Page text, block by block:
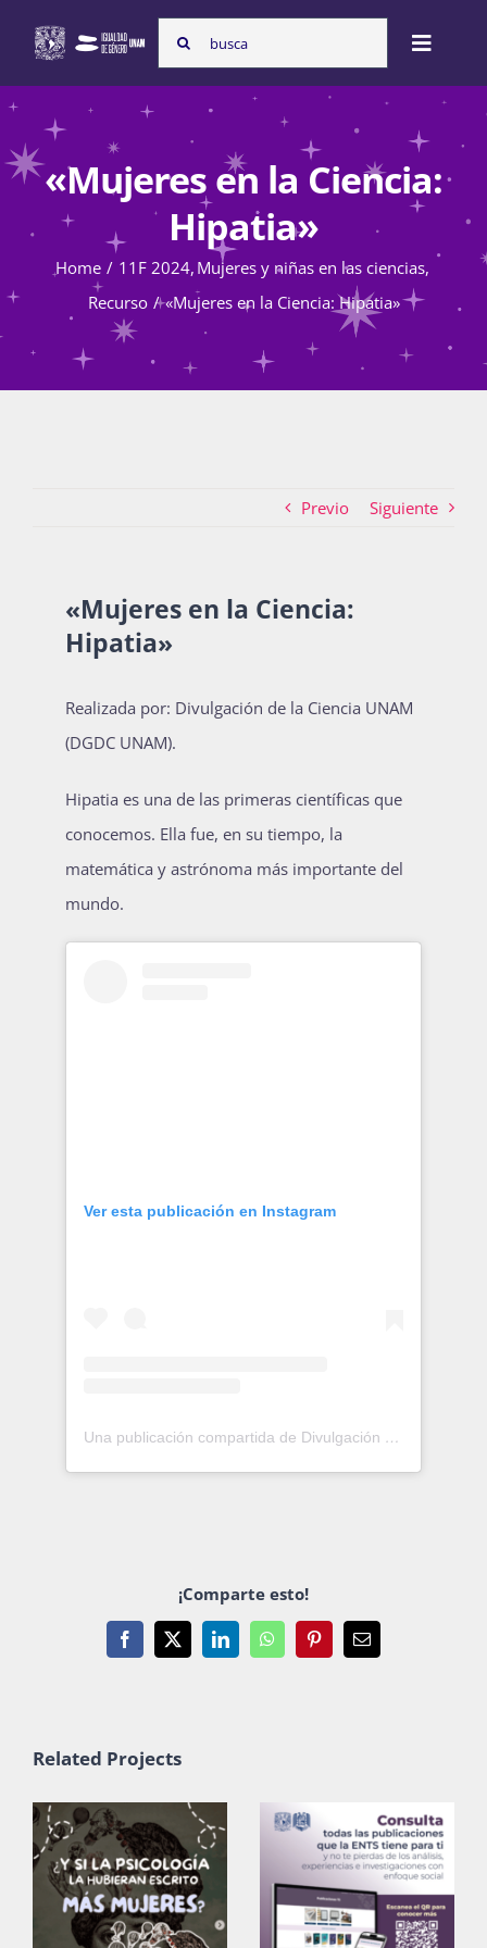
content
Search
for:
Toggle
Nosotras
Programas
Atención de la violencia de género
Recursos
«Mujeres en la Ciencia:
Hipatia»
Home 11F 2024 Mujeres y niñas en las ciencias
Recurso
«Mujeres en la Ciencia: Hipatia»
Previo Siguiente
«Mujeres en la Ciencia:
Hipatia»
Realizada por: Divulgación de la Ciencia UNAM
(DGDC UNAM).
Hipatia es una de las primeras científicas que
conocemos. Ella fue, en su tiempo, la
matemática y astrónoma más importante del
mundo.
Ver esta publicación en Instagram
Una publicación compartida de Divulgación de la Ciencia (@dgdcunam)
¡Comparte esto!
Facebook
X LinkedInWhatsAppPinterestEmail
Related Projects